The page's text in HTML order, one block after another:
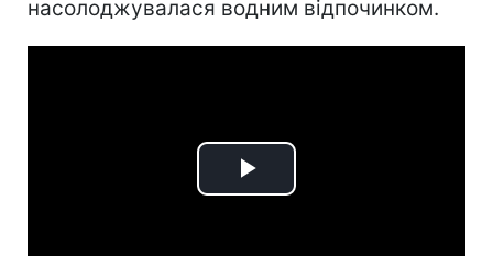
насолоджувалася водним відпочинком.
Play